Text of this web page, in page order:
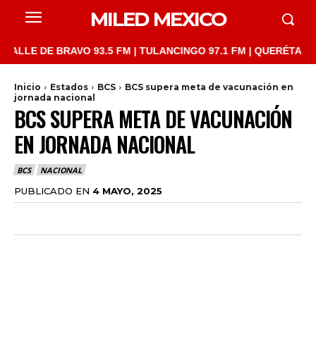
MILED MEXICO
DE BRAVO 93.5 FM | TULANCINGO 97.1 FM | QUERÉTARO
Inicio Estados BCS
BCS supera meta de vacunación en
jornada nacional
BCS SUPERA META DE VACUNACIÓN
EN JORNADA NACIONAL
BCS NACIONAL
PUBLICADO EN 4 MAYO, 2025